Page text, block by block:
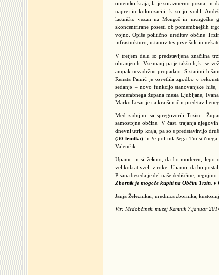
omembo kraja, ki je sorazmerno pozna, in
naprej in kolonizaciji, ki so jo vodili
lastniško vezan na Mengeš in
skoncentrirane posesti ob pomembnejših
vojno. Opiše politično ureditev občine
infrastrukturo, ustanovitev prve šole in
V tretjem delu so predstavljena značilna
ohranjenih. Vse manj pa je takšnih, ki se
ampak nezadržno propadajo. S starimi
Renata Pamić je osvetlila zgodbo o
sedanjo – novo funkcijo stanovanjske
pomembnega župana mesta Ljubljane,
Marko Lesar je na krajši način predstavil
Med zadnjimi so spregovorili Trzinci.
samostojne občine. V času trajanja
dnevni utrip kraja, pa so s predstavitvijo
(30-letnika) in še pol mlajšega
Valenčak.
Upamo in si želimo, da bo moderen, lepo
velikokrat vzeli v roke. Upamo, da bo
Pisana beseda je del naše dediščine,
Zbornik je mogoče kupiti na Občini Trzin, v
Janja Železnikar, urednica zbornika,
Vir: Medobčinski muzej Kamnik 7.januar